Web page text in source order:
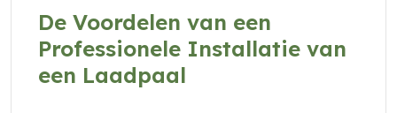
De Voordelen van een
Professionele Installatie van
een Laadpaal